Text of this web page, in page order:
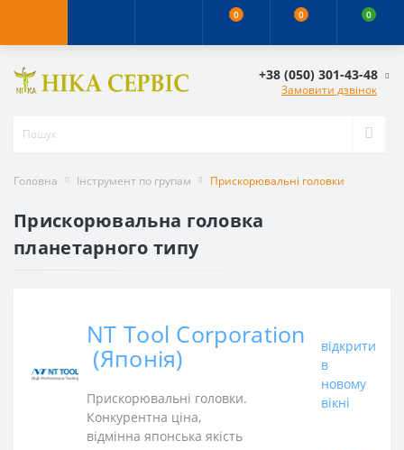
0 0 0
+38 (050) 301-43-48
Замовити дзвінок
Головна Інструмент по групам Прискорювальні головки
Прискорювальна головка
планетарного типу
NT Tool Corporation
(Японія)
Прискорювальні головки.
Конкурентна ціна,
відмінна японська якість
відкрити
в
новому
вікні